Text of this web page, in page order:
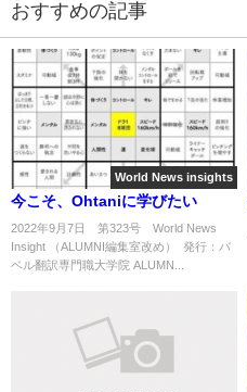
おすすめの記事
World News insights
今こそ、Ohtaniに学びたい
2022年9月7日 第323号 World News
Insight （ALUMNI編集室改め） 発行：バ
ベル翻訳専門職大学院 ALUMN...